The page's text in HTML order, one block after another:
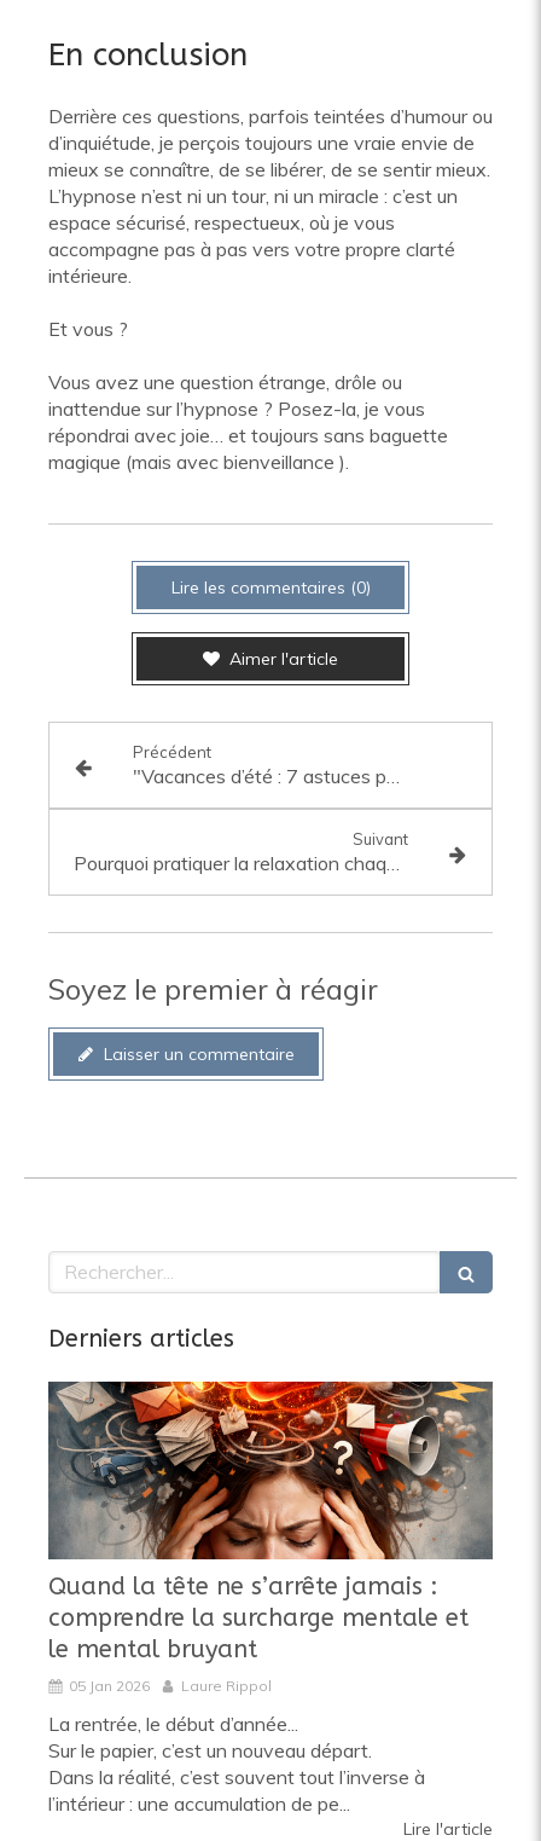
En conclusion
Derrière ces questions, parfois teintées d’humour ou
d’inquiétude, je perçois toujours une vraie envie de
mieux se connaître, de se libérer, de se sentir mieux.
L’hypnose n’est ni un tour, ni un miracle : c’est un
espace sécurisé, respectueux, où je vous
accompagne pas à pas vers votre propre clarté
intérieure.
Et vous ?
Vous avez une question étrange, drôle ou
inattendue sur l’hypnose ? Posez-la, je vous
répondrai avec joie… et toujours sans baguette
magique (mais avec bienveillance ).
Lire les commentaires (0)
Aimer l'article
Précédent
Suivant
Soyez le premier à réagir
Laisser un commentaire
Rechercher
Derniers articles
Quand la tête ne s’arrête jamais :
comprendre la surcharge mentale et
le mental bruyant
05 Jan 2026 Laure Rippol
La rentrée, le début d’année...
Sur le papier, c’est un nouveau départ.
Dans la réalité, c’est souvent tout l’inverse à
l’intérieur : une accumulation de pe...
Lire l'article